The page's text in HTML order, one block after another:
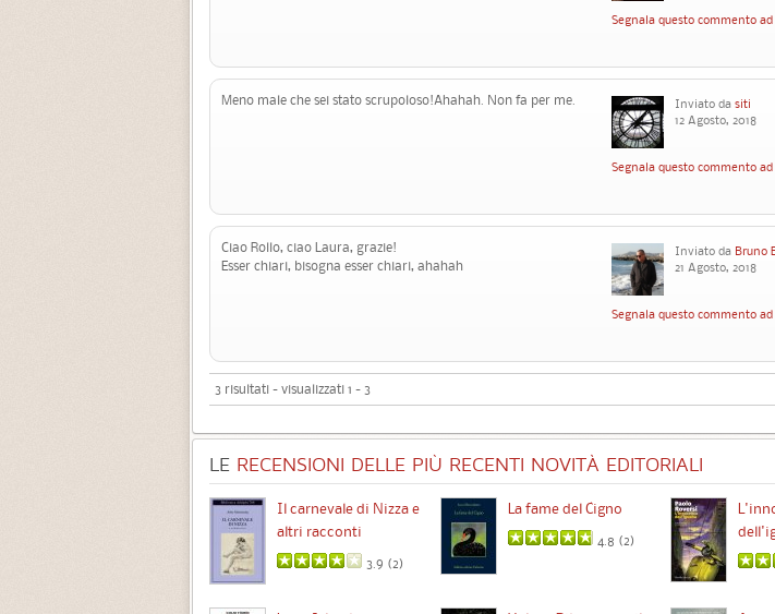
Segnala questo commento
Inviato dasiti
12 Agosto, 2018
Segnala questo commento
Meno male che sei stato scrupoloso!Ahahah. Non fa per me.
Inviato da Bruno
21 Agosto, 2018
Segnala questo commento
Ciao Rollo, ciao Laura, grazie!
Esser chiari, bisogna esser chiari, ahahah
3 risultati - visualizzati 1 - 3
LE RECENSIONI DELLE PIÙ RECENTI NOVITÀ EDITORIALI
Il carnevale di Nizza e
altri racconti
3.9 (2)
La fame del Cigno
4.8 (2)